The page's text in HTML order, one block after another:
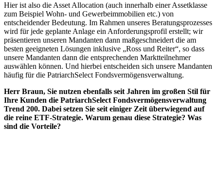
Hier ist also die Asset Allocation (auch innerhalb einer Assetklasse
zum Beispiel Wohn- und Gewerbeimmobilien etc.) von
entscheidender Bedeutung. Im Rahmen unseres Beratungsprozesses
wird für jede geplante Anlage ein Anforderungsprofil erstellt; wir
präsentieren unseren Mandanten dann maßgeschneidert die am
besten geeigneten Lösungen inklusive „Ross und Reiter“, so dass
unsere Mandanten dann die entsprechenden Marktteilnehmer
auswählen können. Und hierbei entscheiden sich unsere Mandanten
häufig für die PatriarchSelect Fondsvermögensverwaltung.
Herr Braun, Sie nutzen ebenfalls seit Jahren im großen Stil für
Ihre Kunden die PatriarchSelect Fondsvermögensverwaltung
Trend 200. Dabei setzen Sie seit einiger Zeit überwiegend auf
die reine ETF-Strategie. Warum genau diese Strategie? Was
sind die Vorteile?